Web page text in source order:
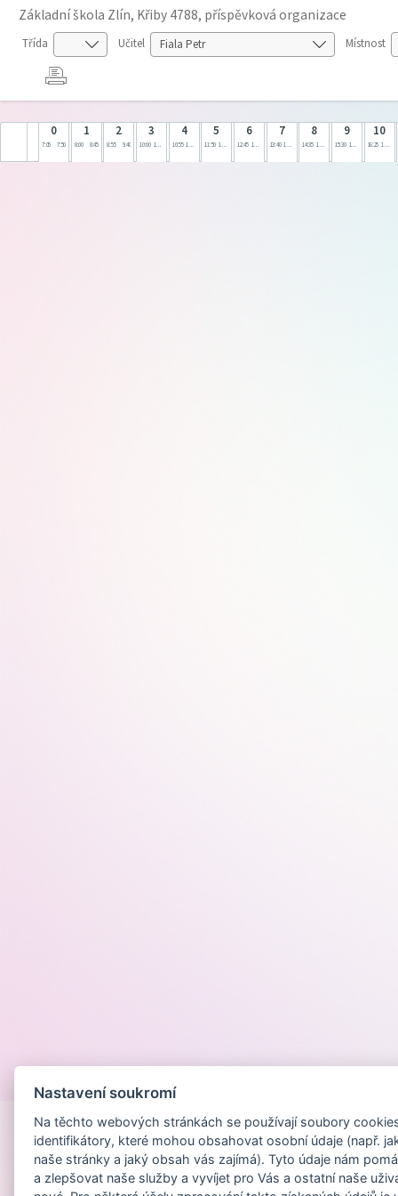
Základní škola Zlín, Křiby 4788, příspěvková organizace
Třída Učitel Místnost
0
7:05 7:50
1
8:00 8:45
2
8:55 9:40
3
10:00 10:45
4
10:55 11:40
5
11:50 12:35
6
12:45 13:30
7
13:40 14:25
8
14:35 15:20
9
15:30 16:15
10
16:25 17:10
Nastavení soukromí
Na těchto webových stránkách se používají soubory
identifikátory, které mohou obsahovat osobní údaje (např.
naše stránky a jaký obsah vás zajímá). Tyto údaje nám
a zlepšovat naše služby a vyvíjet pro Vás a ostatní naše